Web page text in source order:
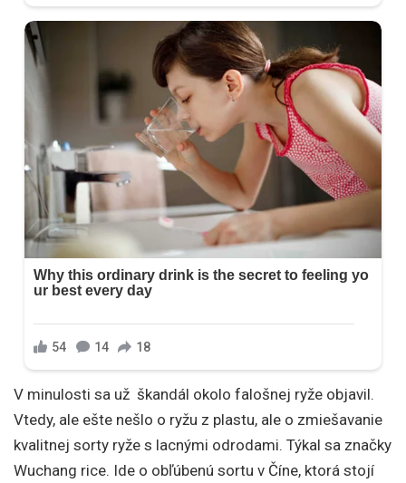
V minulosti sa už škandál okolo falošnej ryže objavil.
Vtedy, ale ešte nešlo o ryžu z plastu, ale o zmiešavanie
kvalitnej sorty ryže s lacnými odrodami. Týkal sa značky
Wuchang rice. Ide o obľúbenú sortu v Číne, ktorá stojí